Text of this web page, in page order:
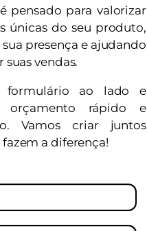
pensado para valorizar
únicas do seu produto,
presença e ajudando
vendas.
formulário ao lado e
orçamento rápido e
Vamos criar juntos
a diferença!